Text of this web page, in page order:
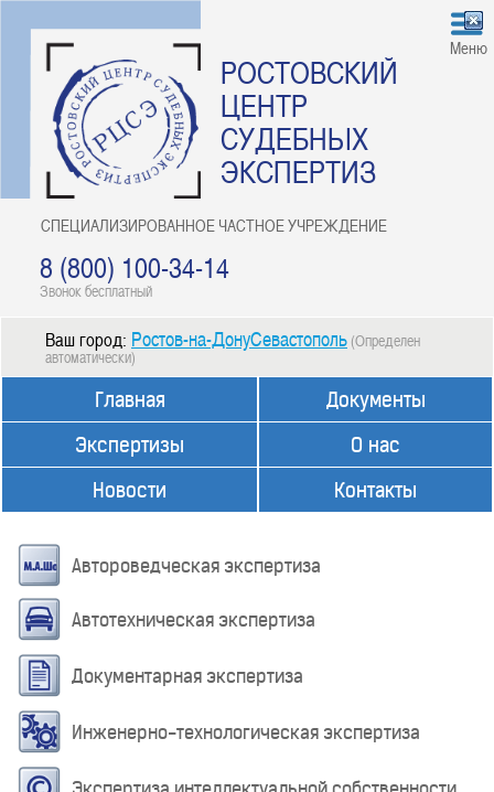
РОСТОВСКИЙ
ЦЕНТР
СУДЕБНЫХ
ЭКСПЕРТИЗ
СПЕЦИАЛИЗИРОВАННОЕ ЧАСТНОЕ УЧРЕЖДЕНИЕ
8 (800) 100-34-14
Звонок бесплатный
Меню
Ваш город: Ростов-на-ДонуСевастополь (Определен
автоматически)
Главная
Экспертизы
Новости
Документы
О нас
Контакты
Автороведческая экспертиза
Автотехническая экспертиза
Документарная экспертиза
Инженерно-технологическая экспертиза